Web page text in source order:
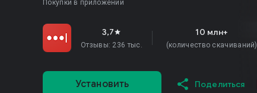
Покупки в приложении
3,7star
Отзывы: 236 тыс.
10 млн+
(количество скачиваний)
Установить Поделиться